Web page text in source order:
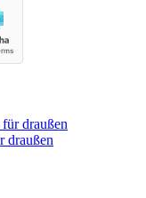
draußen